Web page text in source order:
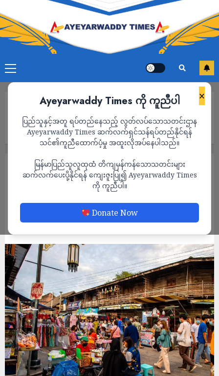
×
Ayeyarwaddy Times ကို ကူညီပါ
ပြည်သူနှင့်အတူ ရပ်တည်နေသည့် လွတ်လပ်သောသတင်းဌာန
Ayeyarwaddy Times ဆက်လက်ရှင်သန်ရပ်တည်နိုင်ရန်
သင်၏ကူညီထောက်ပံ့မှု အထူးလိုအပ်နေပါသည်။
မြန်မာပြည်သူလူထုထံ တိကျမှန်ကန်သောသတင်းများ
ဆက်လက်ပေးပို့နိုင်ရန် ကျေးဇူးပြု၍ Ayeyarwaddy Times
ကို ကူညီပါ။
Donate Now
အစီအစဉ်စတင်၊ နိုင်ငံသား သန်း ၂၀ ၏ ဝယ်ယူမှုများကို တစ်ဝက်စိုက်
ပေးမည်
နိုင်ငံတကာ သတင်း
စီးပွားရေးမြှင့်တင်ရန် ထိုင်းအစိုးရ၏ “Khon La
Khaung Plus” အစီအစဉ်စတင်၊ နိုင်ငံသား သန်း
၂၀ ၏ ဝယ်ယူမှုများကို တစ်ဝက်စိုက်ပေးမည်